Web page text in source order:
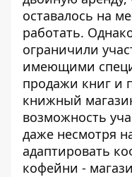
оставалось на
работать.
ограничили
имеющими
продажи книг и
книжный
возможность
даже несмотря
адаптировать
кофейни -